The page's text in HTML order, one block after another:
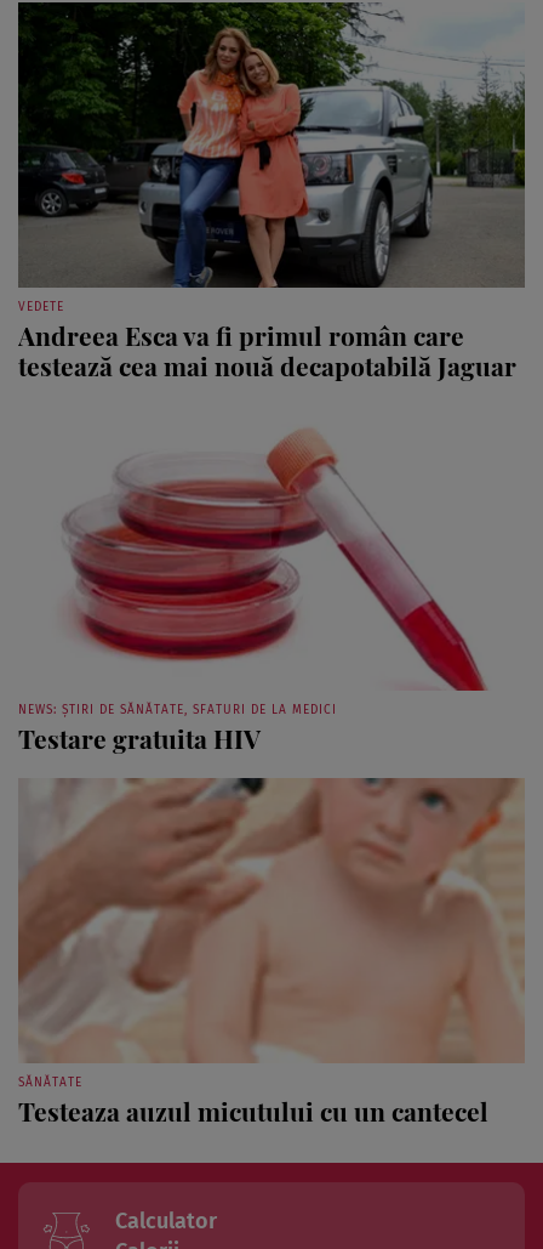
VEDETE
Andreea Esca va fi primul român care
NEWS: ȘTIRI DE SĂNĂTATE, SFATURI DE LA MEDICI
SĂNĂTATE